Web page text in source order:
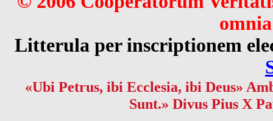
Litterula per inscriptionem
«Ubi Petrus, ibi Ecclesia, ibi Deus»
Sunt.» Divus Pius X